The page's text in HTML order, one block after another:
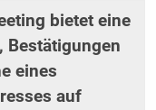
bietet eine
Bestätigungen
eines
auf